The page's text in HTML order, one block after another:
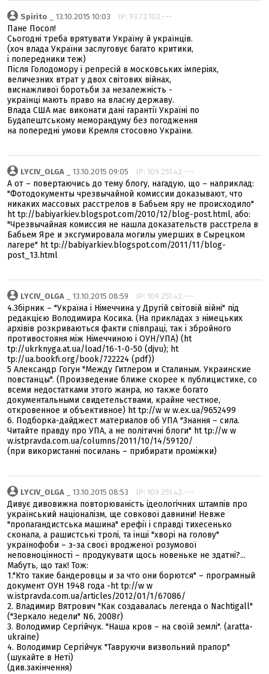
Spirito _ 13.10.2015 10:03 IP: 93.72.102.---
Пане Посол!
Сьогодні треба врятувати Україну й українців.
(хоч влада України заслуговує багато критики,
і попередники теж)
Після Голодомору і репресій в московських імперіях,
величезних втрат у двох світових війнах,
виснажливої боротьби за незалежність -
українці мають право на власну державу.
Влада США має виконати дані гарантії Україні по
Будапештському меморандуму без погодження
на попередні умови Кремля стосовно України.
LYCIV_OLGA _ 13.10.2015 09:05 IP: 109.251.42.---
А от – повертаючись до тему блогу, нагадую, що – наприклад:
"Фотодокументы чрезвычайной комиссии доказывают, что
никаких массовых расстрелов в Бабьем яру не происходило"
ht tp://babiyarkiev.blogspot.com/2010/12/blog-post.html, або:
"Чрезвычайная комиссия не нашла доказательств расстрела в
Бабьем Яре и эксгумировала могилы умерших в Сырецком
лагере" ht tp://babiyarkiev.blogspot.com/2011/11/blog-
post_13.html
LYCIV_OLGA _ 13.10.2015 08:59 IP: 109.251.42.---
4.Збірник – "Україна і Німеччина у Другій світовій війні" під
редакцією Володимира Косика. (На прикладах з німецьких
архівів розкриваються факти співпраці, так і збройного
противостояня між Німеччиною і ОУН/УПА) (ht
tp://ukrknyga.at.ua/load/16-1-0-50 (djvu); ht
tp://ua.bookfi.org/book/722224 (pdf))
5 Александр Гогун "Между Гитлером и Сталиным. Украинские
повстанцы". (Произведение ближе скорее к публицистике, со
всеми недостатками этого жанра, но также богато
документальными свидетельствами, крайне честное,
откровенное и объективное) ht tp://w w w.ex.ua/9652499
6. Подборка-дайджест материалов об УПА "Знання – сила.
Читайте правду про УПА, а не політичні блоги" ht tp://w w
w.istpravda.com.ua/columns/2011/10/14/59120/
(при використанні посилань – прибирати проміжки)
LYCIV_OLGA _ 13.10.2015 08:53 IP: 109.251.42.---
Дивує дивовижна повторюваність ідеологічних штампів про
український націоналізм, ще совкової давнини! Невже
"пропагандистська машина" ерефії і справді тихесенько
сконала, а рашистські тролі, та інші "хворі на голову"
українофоби – з-за своєї вродженої розумової
неповноцінності – продукувати щось новеньке не здатні?...
Мабуть, що так! Тож:
1."Кто такие бандеровцы и за что они борются" – програмный
документ ОУН 1948 года -ht tp://w w
w.istpravda.com.ua/articles/2012/01/1/67086/
2. Владимир Вятрович "Как создавалась легенда о Nachtigall"
("Зеркало недели" N6, 2008г)
3. Володимир Сергійчук. "Наша кров – на своїй землі". (aratta-
ukraine)
4. Володимир Сергійчук "Тавруючи визвольний прапор"
(шукайте в Неті)
(див.закінчення)